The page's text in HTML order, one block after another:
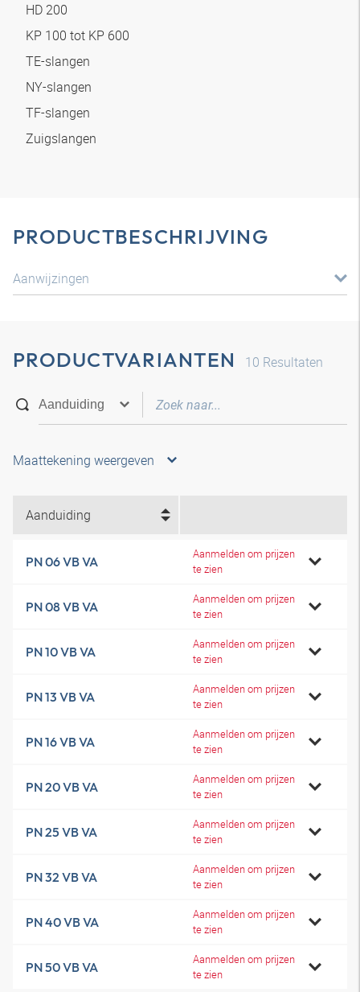
HD 200
KP 100 tot KP 600
TE-slangen
NY-slangen
TF-slangen
Zuigslangen
PRODUCTBESCHRIJVING
Aanwijzingen
PRODUCTVARIANTEN 10 Resultaten
Maattekening weergeven
Aanduiding
PN 06 VB VA
Aanmelden om prijzen
te zien
PN 08 VB VA
Aanmelden om prijzen
te zien
PN 10 VB VA
Aanmelden om prijzen
te zien
PN 13 VB VA
Aanmelden om prijzen
te zien
PN 16 VB VA
Aanmelden om prijzen
te zien
PN 20 VB VA
Aanmelden om prijzen
te zien
PN 25 VB VA
Aanmelden om prijzen
te zien
PN 32 VB VA
Aanmelden om prijzen
te zien
PN 40 VB VA
Aanmelden om prijzen
te zien
PN 50 VB VA
Aanmelden om prijzen
te zien